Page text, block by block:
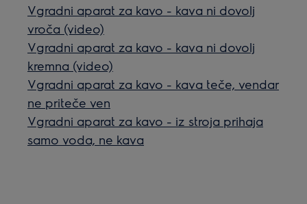
Vgradni aparat za kavo - kava ni dovolj
vroča (video)
Vgradni aparat za kavo - kava ni dovolj
kremna (video)
Vgradni aparat za kavo - kava teče, vendar
ne priteče ven
Vgradni aparat za kavo - iz stroja prihaja
samo voda, ne kava